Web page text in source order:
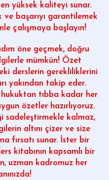
yüksek kaliteyi sunar.
ve başarıyı garantilemek
çalışmaya başlayın!
öne geçmek, doğru
mümkün! Özet
derslerin gerekliliklerini
yakından takip eder.
tıbba kadar her
özetler hazırlıyoruz.
sadeleştirmekle kalmaz,
altını çizer ve size
fırsatı sunar. İster bir
kitabının kapsamlı bir
uzman kadromuz her